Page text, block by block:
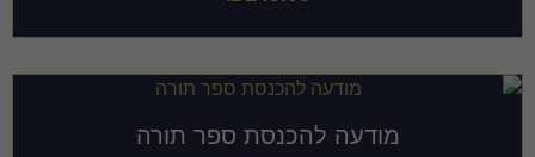
מודעה להכנסת ספר תורה